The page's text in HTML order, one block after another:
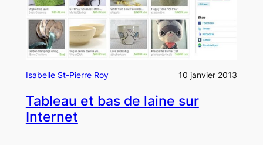
Isabelle St-Pierre Roy 10 janvier 2013
Tableau et bas de laine sur
Internet